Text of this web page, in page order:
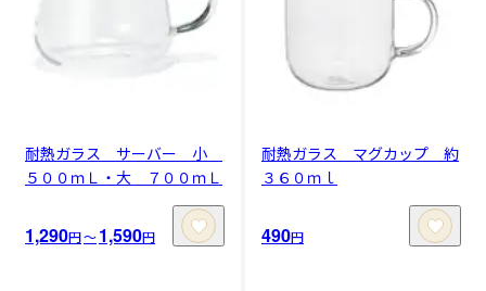
耐熱ガラス サーバー 小
５００ｍＬ・大 ７００ｍＬ
1,290円〜1,590円
耐熱ガラス マグカップ 約
３６０ｍｌ
490円